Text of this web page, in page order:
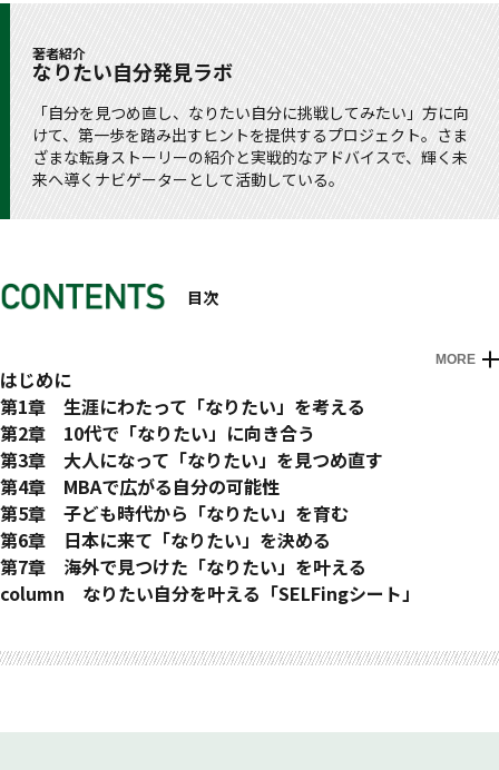
著者紹介
なりたい自分発見ラボ
「自分を見つめ直し、なりたい自分に挑戦してみたい」方に向
けて、第一歩を踏み出すヒントを提供するプロジェクト。さま
ざまな転身ストーリーの紹介と実戦的なアドバイスで、輝く未
来へ導くナビゲーターとして活動している。
目次
MORE
はじめに
第1章 生涯にわたって「なりたい」を考える
科学的な根拠が示す適職探しの正解 いろんなことに挑戦し
「なりたい自分」になる …サイエンスライター 鈴木 祐
とことん努力した自信がチャンスを自らつかみ取る原動力に
…Human Academy CREST GAMING “CREATOR” Wh1skey
第2章 10代で「なりたい」に向き合う
「挑戦する」という一歩がなければ、どんな夢も叶わない …
声優 小原 好美
迷ったらワクワクするほうへ 選んだ道を正解にするのは、自
分次第 …声優 大和田 仁美
長いようで短い学生時代 「自分から」の行動が今につなが
る …株式会社セガ ゲームプログラマー 羽鳥 歩
バーエージェント Androidエンジニア 原田 伶央
偶然の出会いをチャンスに変える力 …福岡ソフトバンクホ
第3章 大人になって「なりたい」を見つめ直す
やりたいこと探しの答えはすでに自分の中にある …キャリア
コンサルタント／日本語教師 後藤 美恵
1,000時間を超える学びでフリーランスとしての自信をつか
む …フリーランスWebクリエイター／コーダー 藤澤 亘
学びと挑戦を続けることでネイリストとしての夢を現実に …
自分の根底にある好奇心を育み動画づくりの道を極める …
YouTuber／動画クリエイター講師 本津 誠司
る …株式会社エルロン 代表取締役 石川 陽子
第4章 MBAで広がる自分の可能性
グローバルな視野と行動力が進むべき道を照らしてくれる …
株式会社RAVIPA 代表取締役 新井 亨
未来を考えるための武器を手に入れる …株式会社リクルート
ソリューションデザイン１部グループマネージャー 髙木 瑞香
Yuki H1合同会社 社長(CEO） 平井 信行
１つひとつのチャンスをきっかけに自分の得意分野が見えてく
推進チームマネージャー 牟田 香奈
第5章 子ども時代から「なりたい」を育む
誰にも負けない自分だけの個性を磨きたい …「クリエイティ
ブロボティクスコンテスト2024」総合大賞受賞 高校１年生 飯
田 空大
たい …「ヒューマンアカデミーロボプロ全国大会」2大会連
続MVP賞受賞 高校３年生 山本 蒼也
…Maple tree代表 高校１年生 小池 楓
たくさんの科学体験から子どもたちに学ぶ楽しさを伝えたい
…科学教室「サイエンスゲーツ」芦屋東山教室オーナー 神 愛
子どもたちの考える力を伸ばし未来を担う人材を育てたい …
第6章 日本に来て「なりたい」を決める
次に叶えたい夢はミャンマーで日本語学校を創ること …自動
車整備士 アウン・チョウ・ピョー
ッグブランド「ROVETOM」 代表 キム・ジェフン
言葉は文化、学ぶことで自分の世界が広がっていく …国内旅
2人で生きていくために最善の選択をする …機械設計エンジ
第7章 海外で見つけた「なりたい」を叶える
与えられたチャンスには常に「イエス」と答えて挑戦する …
たくさんの魅力的な出会いが人生をポジティブに変えた …ア
マゾンジャパン合同会社 ファイナンシャルアナリスト 松山 隆
CITES Global Youth Network 日本代表 田中 奏子
column なりたい自分を叶える「SELFingシート」